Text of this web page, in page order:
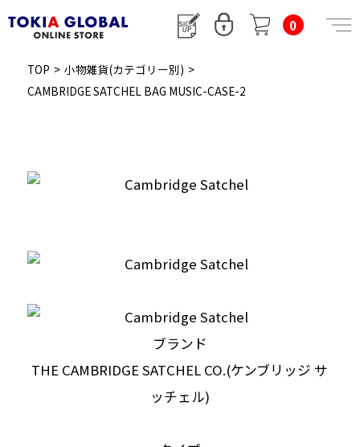
0
TOP > 小物雑貨(カテゴリー別) >
CAMBRIDGE SATCHEL BAG MUSIC-CASE-2
ブランド
THE CAMBRIDGE SATCHEL CO.(ケンブリッジ サ
ッチェル)